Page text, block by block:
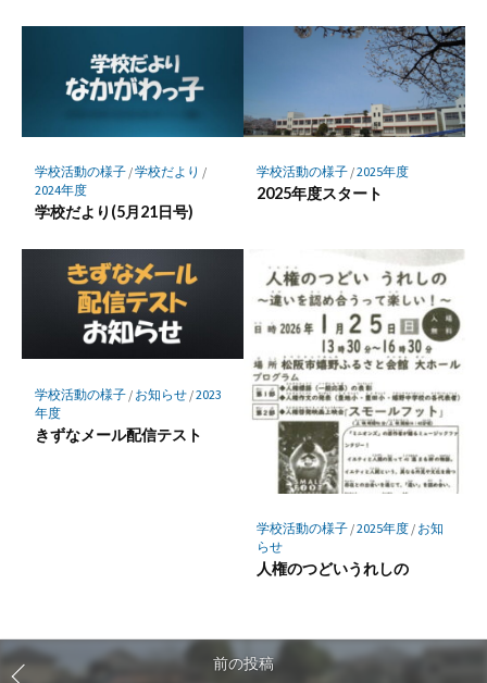
学校活動の様子/学校だより /
2024年度
学校だより(5月21日号)
学校活動の様子/2025年度
2025年度スタート
学校活動の様子/ お知らせ/2023
年度
きずなメール配信テスト
学校活動の様子/2025年度/ お知
らせ
人権のつどいうれしの
前の投稿